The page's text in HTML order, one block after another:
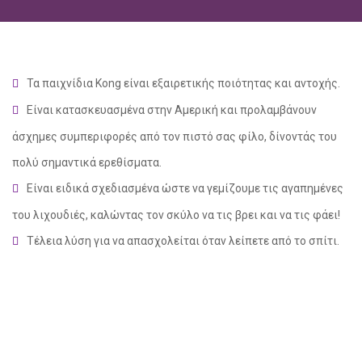
Τα παιχνίδιαKong είναι εξαιρετικής ποιότητας και αντοχής.
Είναι κατασκευασμένα στην Αμερική και προλαμβάνουν
άσχημες συμπεριφορές από τον πιστό σας φίλο, δίνοντάς του
πολύ σημαντικά ερεθίσματα.
Είναι ειδικά σχεδιασμένα ώστε να γεμίζουμε τις αγαπημένες
του λιχουδιές, καλώντας τον σκύλο να τις βρει και να τις φάει!
Τέλεια λύση για να απασχολείται όταν λείπετε από το σπίτι.